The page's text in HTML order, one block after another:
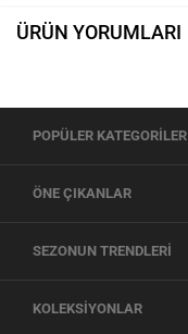
ÜRÜN YORUMLARI
POPÜLER KATEGORİLER
ÖNE ÇIKANLAR
SEZONUN TRENDLERİ
KOLEKSİYONLAR